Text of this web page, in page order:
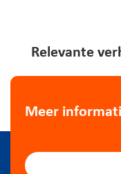
Relevante
Meer